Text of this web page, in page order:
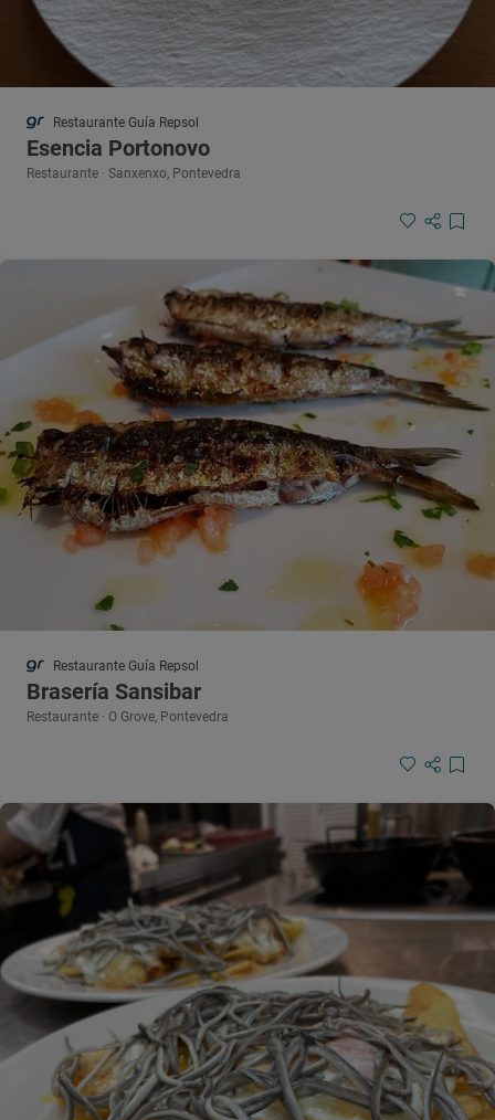
Restaurante Guía Repsol
Esencia Portonovo
Restaurante · Sanxenxo, Pontevedra
Restaurante Guía Repsol
Brasería Sansibar
Restaurante · O Grove, Pontevedra